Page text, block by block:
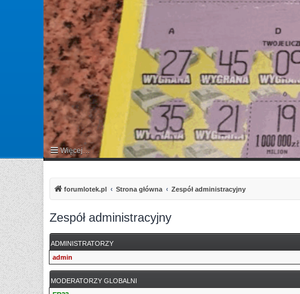
Więcej…
forumlotek.pl Strona główna Zespół administracyjny
Zespół administracyjny
ADMINISTRATORZY
admin
MODERATORZY GLOBALNI